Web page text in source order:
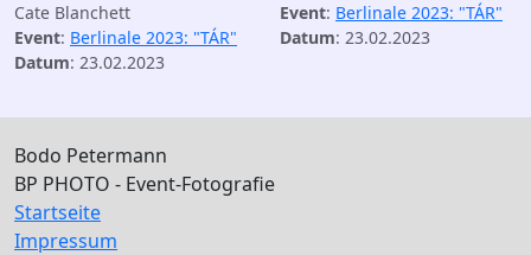
Cate Blanchett
Event: Berlinale 2023: "TÁR"
Datum: 23.02.2023
Event: Berlinale 2023: "TÁR"
Datum: 23.02.2023
Bodo Petermann
BP PHOTO - Event-Fotografie
Startseite
Impressum